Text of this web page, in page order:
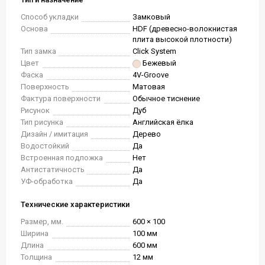
Способ укладки
Замковый
Основа
HDF (древесно-волокнистая
плита высокой плотности)
Тип замка
Click System
Цвет
Бежевый
Фаска
4V-Groove
Поверхность
Матовая
Фактура поверхности
Обычное тиснение
Рисунок
Дуб
Тип рисунка
Английская ёлка
Дизайн / имитация
Дерево
Водостойкий
Да
Встроенная подложка
Нет
Антистатичность
Да
УФ-обработка
Да
Технические характеристики
Размер, мм.
600 × 100
Ширина
100 мм
Длина
600 мм
Толщина
12 мм